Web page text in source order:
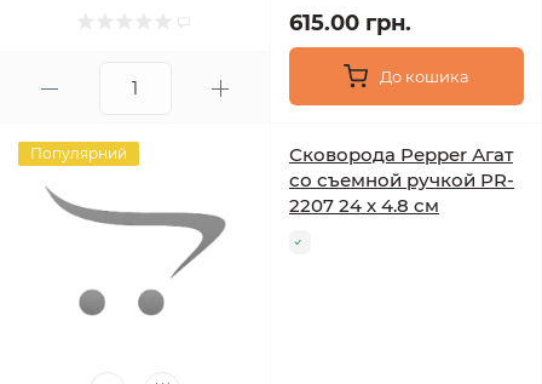
615.00 грн.
До кошика
Популярний
Сковорода Pepper Агат
со съемной ручкой PR-
2207 24 х 4.8 см